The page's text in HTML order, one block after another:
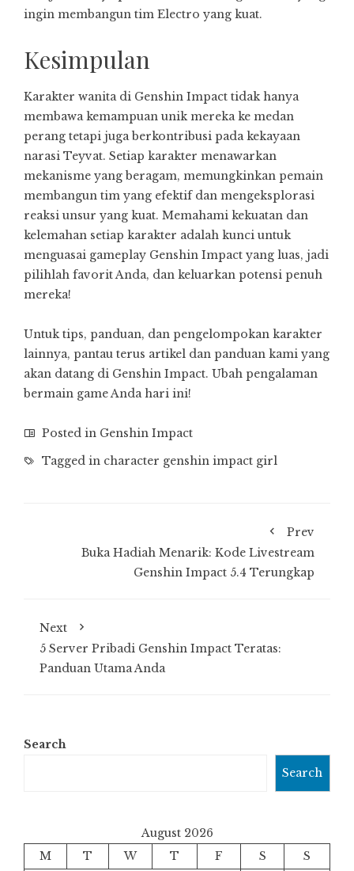
ingin membangun tim Electro yang kuat.
Kesimpulan
Karakter wanita di Genshin Impact tidak hanya
membawa kemampuan unik mereka ke medan
perang tetapi juga berkontribusi pada kekayaan
narasi Teyvat. Setiap karakter menawarkan
mekanisme yang beragam, memungkinkan pemain
membangun tim yang efektif dan mengeksplorasi
reaksi unsur yang kuat. Memahami kekuatan dan
kelemahan setiap karakter adalah kunci untuk
menguasai gameplay Genshin Impact yang luas, jadi
pilihlah favorit Anda, dan keluarkan potensi penuh
mereka!
Untuk tips, panduan, dan pengelompokan karakter
lainnya, pantau terus artikel dan panduan kami yang
akan datang di Genshin Impact. Ubah pengalaman
bermain game Anda hari ini!
Posted in Genshin Impact
Tagged in character genshin impact girl
Prev
Buka Hadiah Menarik: Kode Livestream
Genshin Impact 5.4 Terungkap
Next
5 Server Pribadi Genshin Impact Teratas:
Panduan Utama Anda
Search
Search
August 2026
M
T W T F S
S